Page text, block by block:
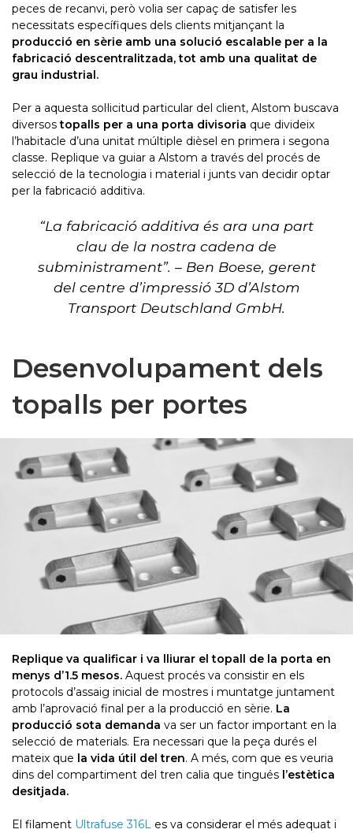
peces de recanvi, però volia ser capaç de satisfer les
necessitats específiques dels clients mitjançant la
producció en sèrie amb una solució escalable per a la
fabricació descentralitzada, tot amb una qualitat de
grau industrial.
Per a aquesta sol·licitud particular del client, Alstom buscava
diversostopalls per a una porta divisoria que divideix
l’habitacle d’una unitat múltiple dièsel en primera i segona
classe. Replique va guiar a Alstom a través del procés de
selecció de la tecnologia i material i junts van decidir optar
per la fabricació additiva.
“La fabricació additiva és ara una part
clau de la nostra cadena de
subministrament”. – Ben Boese, gerent
del centre d’impressió 3D d’Alstom
Transport Deutschland GmbH.
Desenvolupament dels
topalls per portes
Replique va qualificar i va lliurar el topall de la porta en
menys d’1.5 mesos. Aquest procés va consistir en els
protocols d’assaig inicial de mostres i muntatge juntament
amb l’aprovació final per a la producció en sèrie. La
producció sota demanda va ser un factor important en la
selecció de materials. Era necessari que la peça durés el
mateix que la vida útil del tren. A més, com que es veuria
dins del compartiment del tren calia que tingués l’estètica
desitjada.
El filament Ultrafuse 316L es va considerar el més adequat i